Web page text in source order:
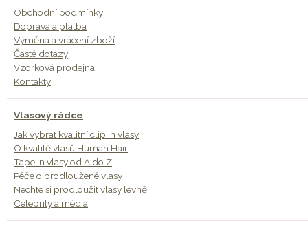
Obchodní podmínky
Doprava a platba
Výměna a vrácení zboží
Časté dotazy
Vzorková prodejna
Kontakty
Vlasový rádce
Jak vybrat kvalitní clip in vlasy
O kvalitě vlasů Human Hair
Tape in vlasy od A do Z
Péče o prodloužené vlasy
Nechte si prodloužit vlasy levně
Celebrity a média